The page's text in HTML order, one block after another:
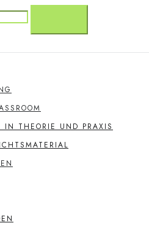
IN THEORIE UND PRAXIS